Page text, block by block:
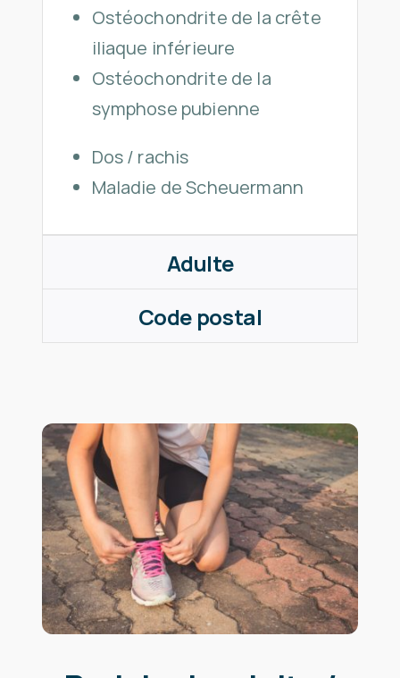
Ostéochondrite de la crête
iliaque inférieure
Ostéochondrite de la
symphose pubienne
Dos / rachis
Maladie de Scheuermann
Adulte
Code postal